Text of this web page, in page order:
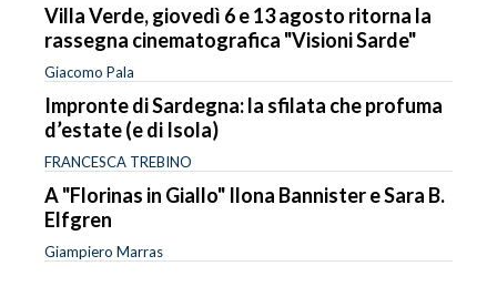
Villa Verde, giovedì 6 e 13 agosto ritorna la
rassegna cinematografica "Visioni Sarde"
Giacomo Pala
Impronte di Sardegna: la sfilata che profuma
d’estate (e di Isola)
FRANCESCA TREBINO
A "Florinas in Giallo" Ilona Bannister e Sara B.
Elfgren
Giampiero Marras